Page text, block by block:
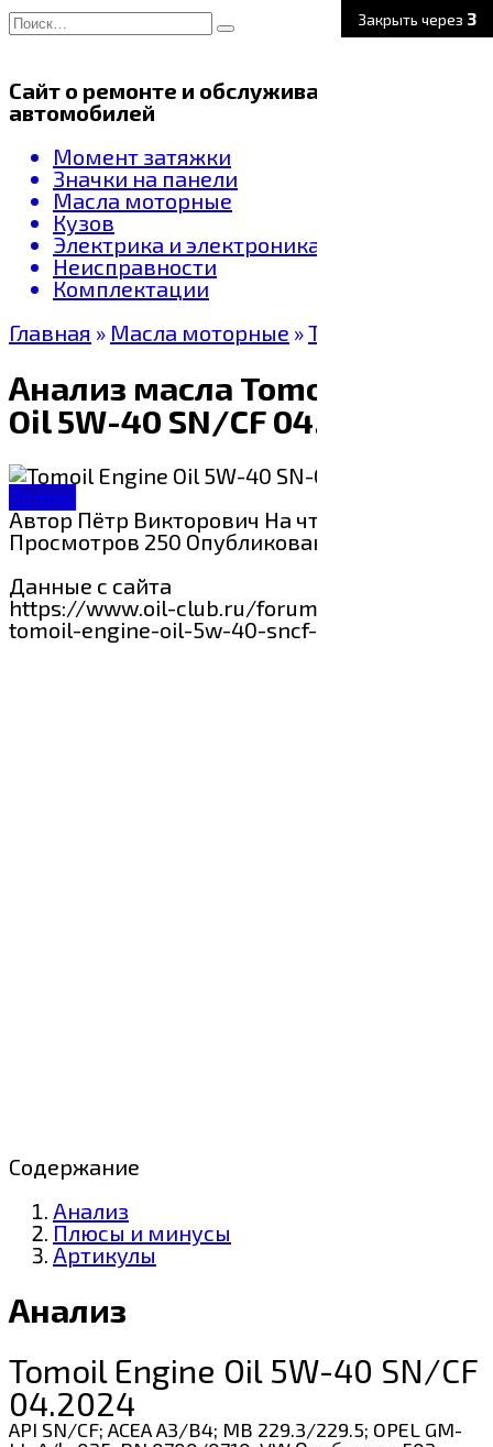
Закрыть через1
Перейти
к
Search
for:
Сайт о ремонте и обслуживании
автомобилей
Момент затяжки
Значки на панели
Масла моторные
Кузов
Электрика и электроника
Неисправности
Комплектации
Главная » Масла моторные »Tomoil
Анализ масла Tomoil Engine
Oil 5W-40 SN/CF 04.2024
Tomoil
Автор Пётр Викторович На чтение
Просмотров 250 Опубликовано
Данные с сайта
https://www.oil-club.ru/forum/topic/85353-
tomoil-engine-oil-5w-40-sncf-svezhee/
Содержание
Анализ
Плюсы и минусы
Артикулы
Анализ
Tomoil Engine Oil 5W-40 SN/CF
04.2024
API SN/CF; ACEA A3/B4; MB 229.3/229.5; OPEL GM-